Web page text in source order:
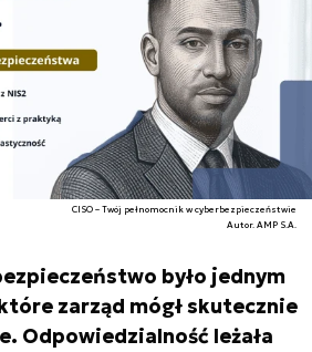
CISO – Twój pełnomocnik w cyberbezpieczeństwie
Autor. AMP S.A.
było jednym
zarząd mógł skutecznie
Odpowiedzialność leżała